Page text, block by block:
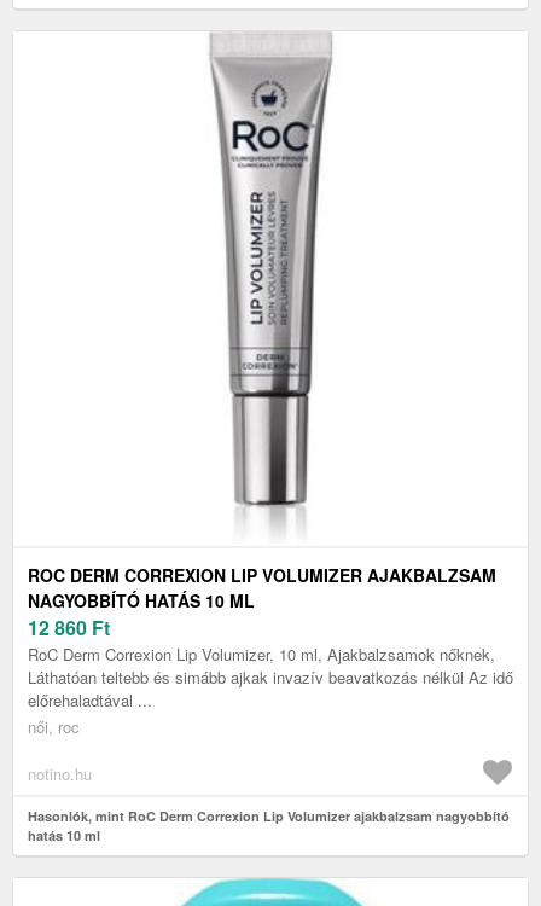
ROC DERM CORREXION LIP VOLUMIZER AJAKBALZSAM
NAGYOBBÍTÓ HATÁS 10 ML
12 860 Ft
RoC Derm Correxion Lip Volumizer, 10 ml, Ajakbalzsamok nőknek,
Láthatóan teltebb és simább ajkak invazív beavatkozás nélkül Az idő
előrehaladtával ...
női, roc
notino.hu
Hasonlók, mint RoC Derm Correxion Lip Volumizer ajakbalzsam nagyobbító
hatás 10 ml